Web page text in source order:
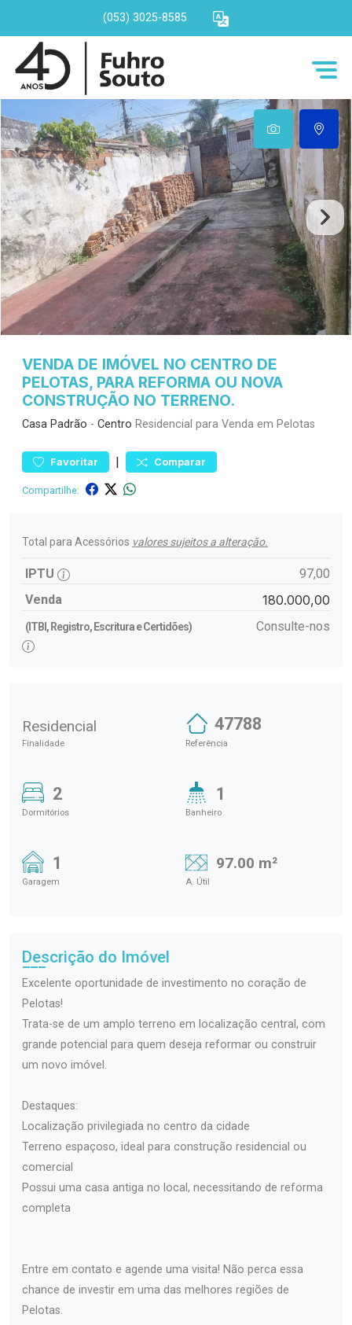
(053) 3025-8585
VENDA DE IMÓVEL NO CENTRO DE
PELOTAS, PARA REFORMA OU NOVA
CONSTRUÇÃO NO TERRENO.
Casa Padrão - Centro Residencial para Venda em Pelotas
Favoritar | Comparar
Compartilhe:
Total para Acessórios valores sujeitos a alteração.
IPTU
97,00
Venda
180.000,00
(ITBI, Registro, Escritura e Certidões) Consulte-nos
Residencial
Finalidade
47788
Referência
2
Dormitórios
1
Banheiro
1
Garagem
97.00 m²
A. Útil
Descrição do Imóvel
Excelente oportunidade de investimento no coração de
Pelotas!
Trata-se de um amplo terreno em localização central, com
grande potencial para quem deseja reformar ou construir
um novo imóvel.
Destaques:
Localização privilegiada no centro da cidade
Terreno espaçoso, ideal para construção residencial ou
comercial
Possui uma casa antiga no local, necessitando de reforma
completa
Entre em contato e agende uma visita! Não perca essa
chance de investir em uma das melhores regiões de
Pelotas.